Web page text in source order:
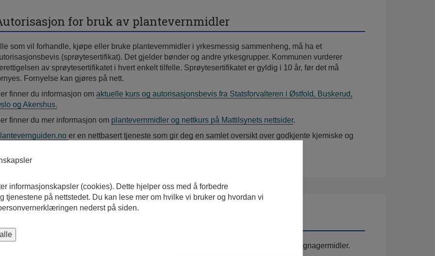
for bruk av plantevernmidler
som vil forhandle, kjøpe eller bruke plantevernmidler i yrkesmessig sammenheng, må ha et
(sprøytesertifikat). Det gjelder bønder og andre yrkesgrupper. Kommunen vurderer
av sprøytesertifikatet i hvert enkelt tilfelle. Sprøytesertifikatet er gyldig i 10 år, før det må
Fornyelse kan gjøres på nett.
finner du informasjon om aktuelle kurs og autorisasjonsbevis fra Statsforvalteren i Østfold, Buskerud,
og Akershus.
finner du mer informasjon om plantevernmidler og nettkurs på Mattilsynets nettsider.
er en nettbasert tjeneste som gir deg en samlet oversikt over godkjente kjemiske og
som eier og/eller leier landbrukseiendom kan få autorisasjon for å bruke enkelte gnagermidler.
informasjonskapsler (cookies). Dette hjelper oss med å forbedre
tjenestene på nettstedet. Du kan lese mer om hvilke vi bruker og hvordan vi
nederst på siden.